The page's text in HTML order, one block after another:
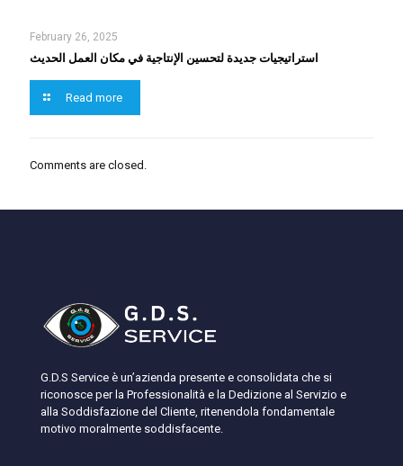
February 26, 2025
استراتيجيات جديدة لتحسين الإنتاجية في مكان العمل الحديث
Read more
Comments are closed.
G.D.S Service è un’azienda presente e consolidata che si
riconosce per la Professionalità e la Dedizione al Servizio e
alla Soddisfazione del Cliente, ritenendola fondamentale
motivo moralmente soddisfacente.